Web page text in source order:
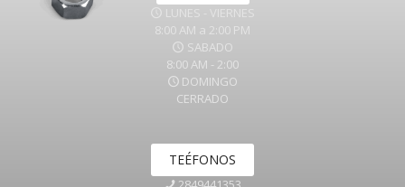
LUNES - VIERNES
8:00 AM a 2:00 PM
SABADO
8:00 AM - 2:00
DOMINGO
CERRADO
TEÉFONOS